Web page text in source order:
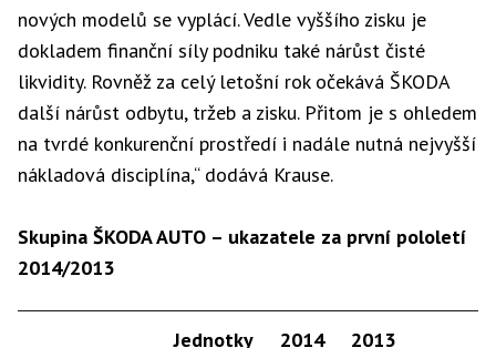
nových modelů se vyplácí. Vedle vyššího zisku je
dokladem finanční síly podniku také nárůst čisté
likvidity. Rovněž za celý letošní rok očekává ŠKODA
další nárůst odbytu, tržeb a zisku. Přitom je s ohledem
na tvrdé konkurenční prostředí i nadále nutná nejvyšší
nákladová disciplína,“ dodává Krause.
Skupina ŠKODA AUTO – ukazatele za první pololetí
2014/2013
Jednotky​ 2014​ 2013​